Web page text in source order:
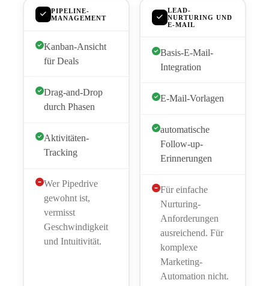
PIPELINE-
MANAGEMENT
Kanban-Ansicht
für Deals
Drag-and-Drop
durch Phasen
Aktivitäten-
Tracking
Wer Pipedrive
gewohnt ist,
vermisst
Geschwindigkeit
und Intuitivität.
LEAD-
NURTURING UND
E-MAIL
Basis-E-Mail-
Integration
E-Mail-Vorlagen
automatische
Follow-up-
Erinnerungen
Für einfache
Nurturing-
Anforderungen
ausreichend. Für
komplexe
Marketing-
Automation nicht.